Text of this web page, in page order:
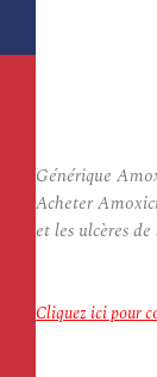
Générique
Acheter
et les ulcères
Cliquez ici pour